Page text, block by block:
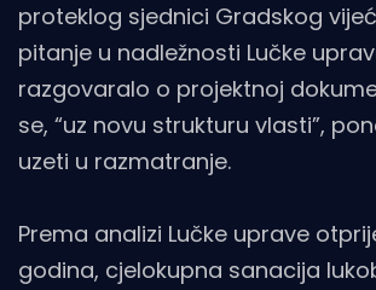
proteklog sjednici Gradskog
pitanje u nadležnosti Lučke
razgovaralo o projektnoj
se, “uz novu strukturu vlasti”,
uzeti u razmatranje.
Prema analizi Lučke uprave
godina, cjelokupna sanacija